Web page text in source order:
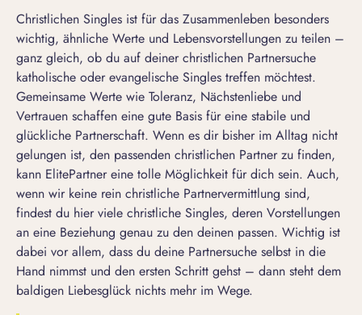
Christlichen Singles ist für das Zusammenleben besonders
wichtig, ähnliche Werte und Lebensvorstellungen zu teilen –
ganz gleich, ob du auf deiner christlichen Partnersuche
katholische oder evangelische Singles treffen möchtest.
Gemeinsame Werte wie Toleranz, Nächstenliebe und
Vertrauen schaffen eine gute Basis für eine stabile und
glückliche Partnerschaft. Wenn es dir bisher im Alltag nicht
gelungen ist, den passenden christlichen Partner zu finden,
kann ElitePartner eine tolle Möglichkeit für dich sein. Auch,
wenn wir keine rein christliche Partnervermittlung sind,
findest du hier viele christliche Singles, deren Vorstellungen
an eine Beziehung genau zu den deinen passen. Wichtig ist
dabei vor allem, dass du deine Partnersuche selbst in die
Hand nimmst und den ersten Schritt gehst – dann steht dem
baldigen Liebesglück nichts mehr im Wege.